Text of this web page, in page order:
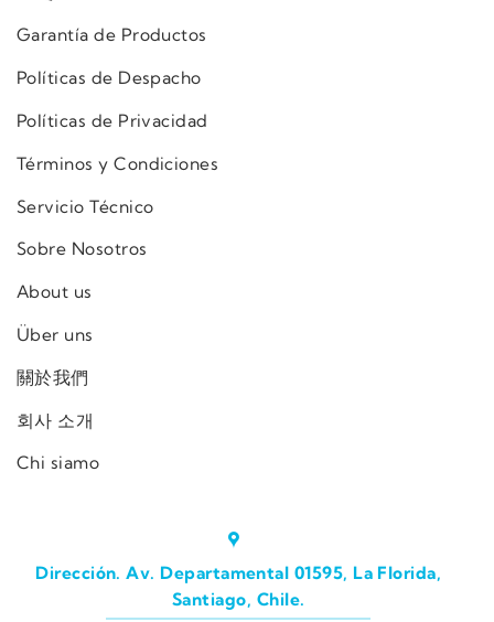
Garantía de Productos
Políticas de Despacho
Políticas de Privacidad
Términos y Condiciones
Servicio Técnico
Sobre Nosotros
About us
Über uns
關於我們
회사 소개
Chi siamo
Dirección. Av. Departamental 01595, La Florida,
Santiago, Chile.